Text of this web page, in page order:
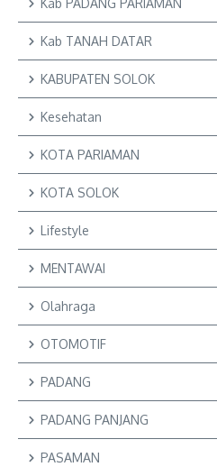
Kab PADANG PARIAMAN
Kab TANAH DATAR
KABUPATEN SOLOK
Kesehatan
KOTA PARIAMAN
KOTA SOLOK
Lifestyle
MENTAWAI
Olahraga
OTOMOTIF
PADANG
PADANG PANJANG
PASAMAN